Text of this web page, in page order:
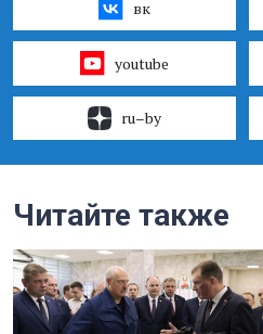
вк
youtube
ru–by
Читайте также